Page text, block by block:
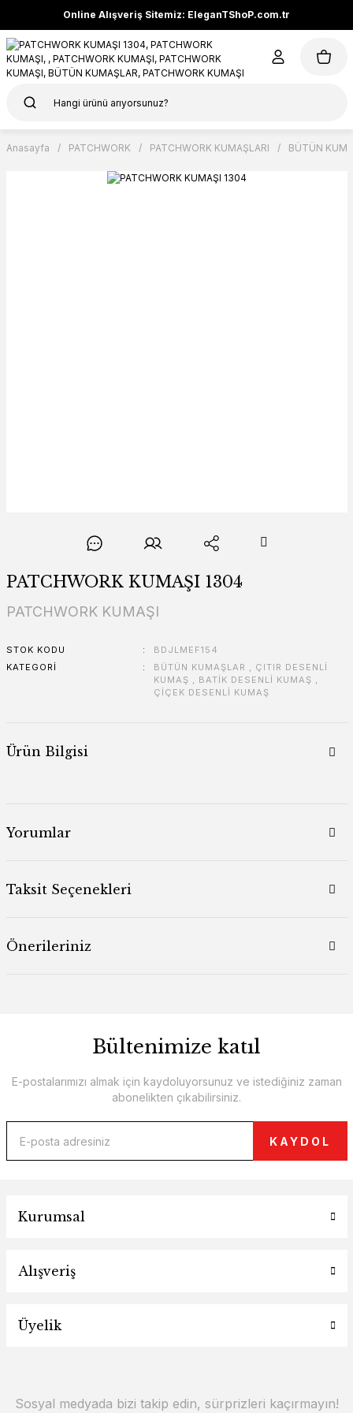
Online Alışveriş Sitemiz: EleganTShoP.com.tr
Anasayfa PATCHWORK PATCHWORK KUMAŞLARI BÜTÜN
PATCHWORK KUMAŞI 1304
PATCHWORK KUMAŞI
STOK KODU
BDJLMEF154
KATEGORI
BÜTÜN KUMAŞLAR , ÇITIR DESENLİ
KUMAŞ , BATİK DESENLİ KUMAŞ ,
ÇİÇEK DESENLİ KUMAŞ
Ürün Bilgisi
Yorumlar
Taksit Seçenekleri
Önerileriniz
Bültenimize katıl
E-postalarımızı almak için kaydoluyorsunuz ve istediğiniz zaman
abonelikten çıkabilirsiniz.
KAYDOL
Kurumsal
Alışveriş
Üyelik
Sosyal medyada bizi takip edin, sürprizleri kaçırmayın!